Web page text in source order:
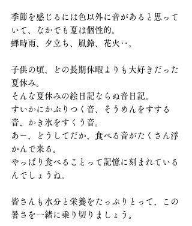
季節を感じるには色以外に音があると思って
いて、なかでも夏は個性的。
蝉時雨、夕立ち、風鈴、花火‥。
子供の頃、どの長期休暇よりも大好きだった
夏休み。
そんな夏休みの絵日記ならぬ音日記。
すいかにかぶりつく音、そうめんをすする
音、かき氷をすくう音。
あー、どうしてだか、食べる音がたくさん浮
かんで来る。
やっぱり食べることって記憶に刻まれている
んでしょうね。
皆さんも水分と栄養をたっぷりとって、この
暑さを一緒に乗り切りましょう。